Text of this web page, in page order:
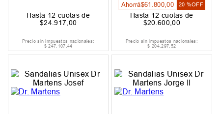
Hasta 12 cuotas de
$24.917 00
Precio sin impuestos nacionales:
$ 247. 107,44
Ahorrá$61 800,00 20 %OFF
Hasta 12 cuotas de
$20 .600 ,00
Precio sin impuestos nacionales:
$ 204.297,52